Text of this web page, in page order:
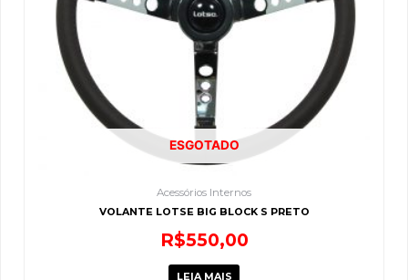
ESGOTADO
Acessórios Internos
VOLANTE LOTSE BIG BLOCK S PRETO
R$550,00
LEIA MAIS